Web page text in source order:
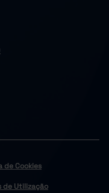
de Cookies
de Utilização